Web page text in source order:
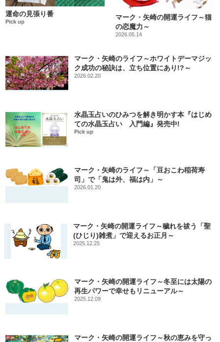
運命の見張り番
Pick up
マーク・矢崎の開運ライフ～猫
の恋魔力～
2026.05.14
マーク・矢崎のライフ～ホワイトデーマジッ
ク成功の秘訣は、立ち位置にあり!?～
2026.02.20
水晶玉占いのひみつを解き明かす本『はじめ
ての水晶玉占い 入門編』発売中!
Pick up
マーク・矢崎のライフ～「豆おこわ稲荷寿
司」で「鬼は外、福は内」～
2026.01.20
マーク・矢崎の開運ライフ～穢れを祓う「聖
(ひじり)雑煮」で迎えるお正月～
2025.12.25
マーク・矢崎の開運ライフ～冬至には太陽の
再生パワーで幸せもリニューアル～
2025.12.09
マーク・矢崎の開運ライフ～秋の恵みを守っ